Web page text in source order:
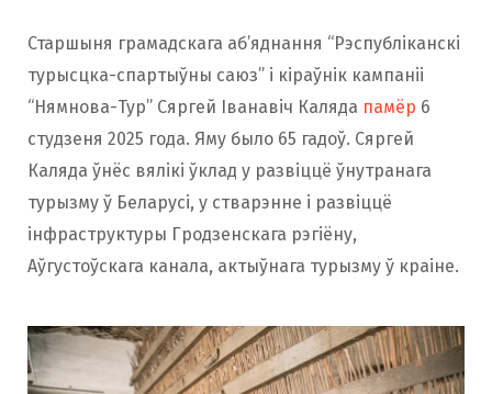
Старшыня грамадскага аб’яднання “Рэспубліканскі
турысцка-спартыўны саюз” і кіраўнік кампаніі
“Нямнова-Тур” Сяргей Іванавіч Каляда памёр 6
студзеня 2025 года. Яму было 65 гадоў. Сяргей
Каляда ўнёс вялікі ўклад у развіццё ўнутранага
турызму ў Беларусі, у стварэнне і развіццё
інфраструктуры Гродзенскага рэгіёну,
Аўгустоўскага канала, актыўнага турызму ў краіне.